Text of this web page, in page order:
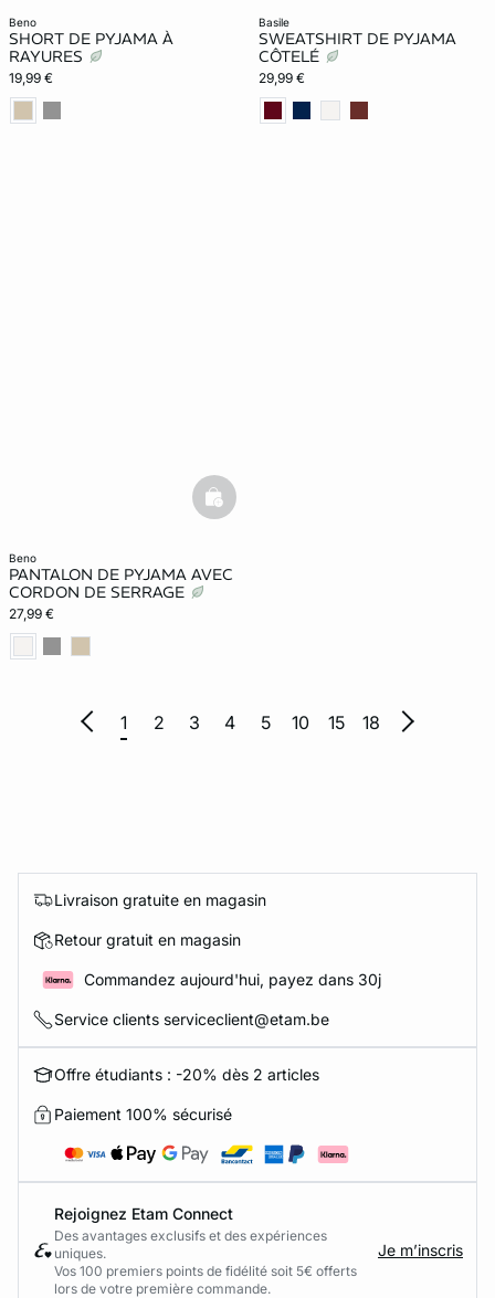
beno
SHORT DE PYJAMA À
RAYURES
19,99 €
basile
SWEATSHIRT DE PYJAMA
CÔTELÉ
29,99 €
beno
PANTALON DE PYJAMA AVEC
CORDON DE SERRAGE
27,99 €
basketfull
1 2 3 4 5 10 15 18
Livraison gratuite en magasin
Retour gratuit en magasin
Commandez aujourd'hui, payez dans 30j
Service clients serviceclient@etam.be
Offre étudiants : -20% dès 2 articles
Paiement 100% sécurisé
Rejoignez Etam Connect
Des avantages exclusifs et des expériences
uniques.
Vos 100 premiers points de fidélité soit 5€ offerts
lors de votre première commande.​
Je m’inscris